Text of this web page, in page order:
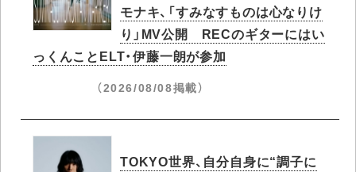
モナキ、「すみなすものは心なりけ
り」MV公開 RECのギターにはい
っくんことELT・伊藤一朗が参加
（2026/08/08掲載）
TOKYO世界、自分自身に“調子に